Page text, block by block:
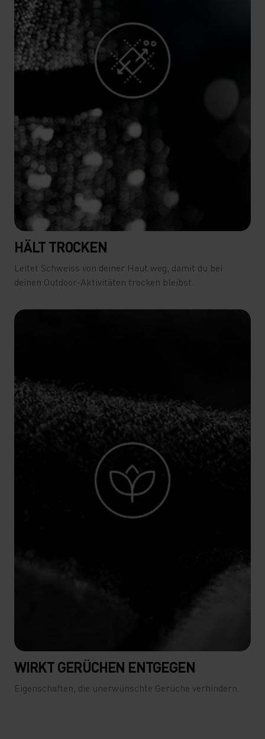
HÄLT TROCKEN
Leitet Schweiss von deiner Haut weg, damit du bei
deinen Outdoor-Aktivitäten trocken bleibst.
WIRKT GERÜCHEN ENTGEGEN
Eigenschaften, die unerwünschte Gerüche verhindern.